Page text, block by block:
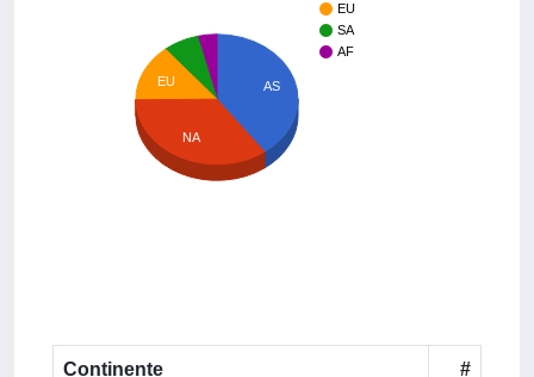
EU
SA
AF
AS
EU
NA
Continente #